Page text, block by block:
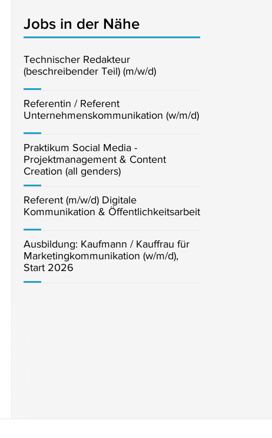
Jobs in der Nähe
Technischer Redakteur
(beschreibender Teil) (m/w/d)
Referentin / Referent
Unternehmenskommunikation (w/m/d)
Praktikum Social Media -
Projektmanagement & Content
Creation (all genders)
Referent (m/w/d) Digitale
Kommunikation & Öffentlichkeitsarbeit
Ausbildung: Kaufmann / Kauffrau für
Marketingkommunikation (w/m/d),
Start 2026